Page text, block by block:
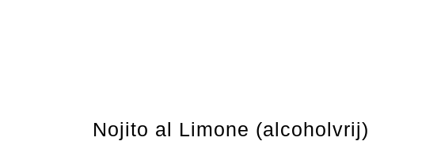
Nojito al Limone (alcoholvrij)